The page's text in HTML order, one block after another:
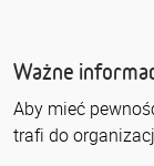
Ważne
Aby mieć
trafi do